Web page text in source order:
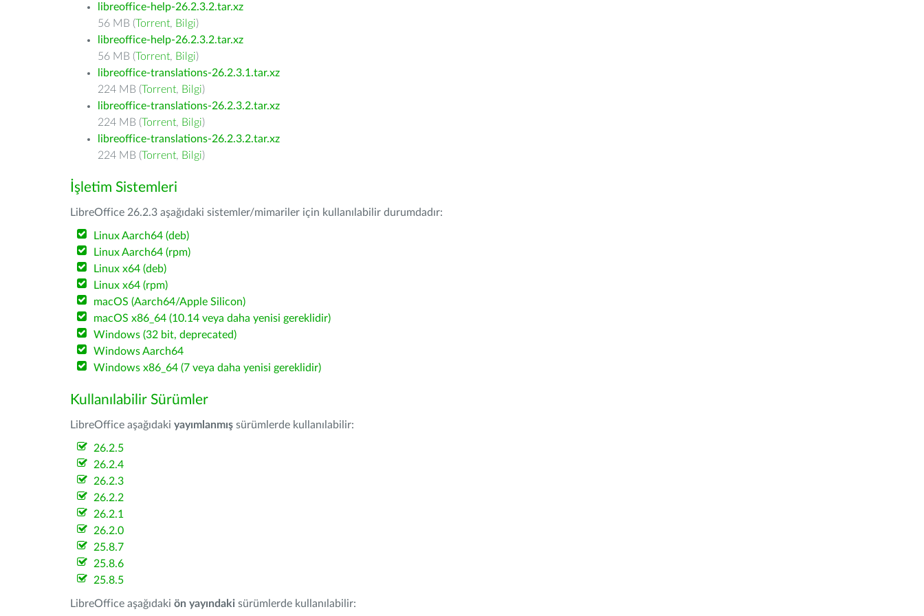
libreoffice-help-26.2.3.2.tar.xz
56 MB (Torrent, Bilgi)
libreoffice-help-26.2.3.2.tar.xz
56 MB (Torrent, Bilgi)
libreoffice-translations-26.2.3.1.tar.xz
224 MB (Torrent, Bilgi)
libreoffice-translations-26.2.3.2.tar.xz
224 MB (Torrent, Bilgi)
libreoffice-translations-26.2.3.2.tar.xz
224 MB (Torrent, Bilgi)
İşletim Sistemleri
LibreOffice 26.2.3 aşağıdaki sistemler/mimariler için kullanılabilir durumdadır:
Linux Aarch64 (deb)
Linux Aarch64 (rpm)
Linux x64 (deb)
Linux x64 (rpm)
macOS (Aarch64/Apple Silicon)
macOS x86_64 (10.14 veya daha yenisi gereklidir)
Windows (32 bit, deprecated)
Windows Aarch64
Windows x86_64 (7 veya daha yenisi gereklidir)
Kullanılabilir Sürümler
LibreOffice aşağıdaki yayımlanmış sürümlerde kullanılabilir:
26.2.5
26.2.4
26.2.3
26.2.2
26.2.1
26.2.0
25.8.7
25.8.6
25.8.5
LibreOffice aşağıdaki ön yayındaki sürümlerde kullanılabilir: